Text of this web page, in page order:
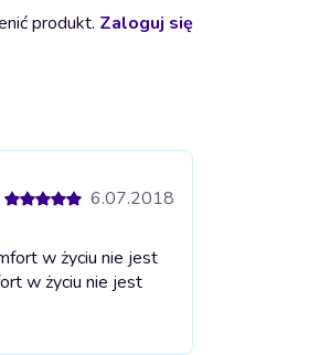
produkt. Zaloguj się
6.07.2018
w życiu nie jest
w życiu nie jest